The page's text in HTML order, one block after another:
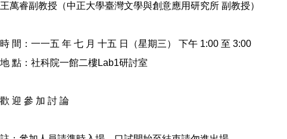
王萬睿副教授（中正大學臺灣文學與創意應用研究所 副教授）
時 間：一一五 年 七 月 十五 日（星期三） 下午 1:00 至 3:00
地 點：社科院一館二樓Lab1研討室
歡 迎 參 加 討 論